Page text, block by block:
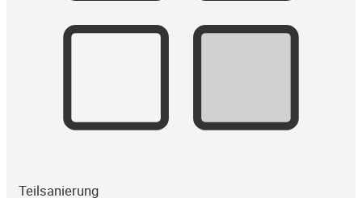
Teilsanierung